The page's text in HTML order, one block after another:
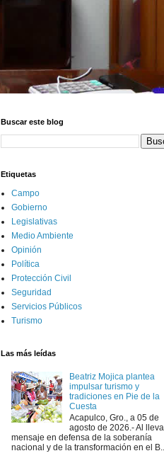
Buscar este blog
Etiquetas
Campo
Gobierno
Legislativas
Medio Ambiente
Opinión
Política
Protección Civil
Seguridad
Servicios Públicos
Turismo
Las más leídas
Beatriz Mojica plantea
impulsar turismo y
tradiciones en Pie de la
Cuesta
Acapulco, Gro., a 05 de
agosto de 2026.- Al
mensaje en defensa de la soberanía
nacional y de la transformación en el